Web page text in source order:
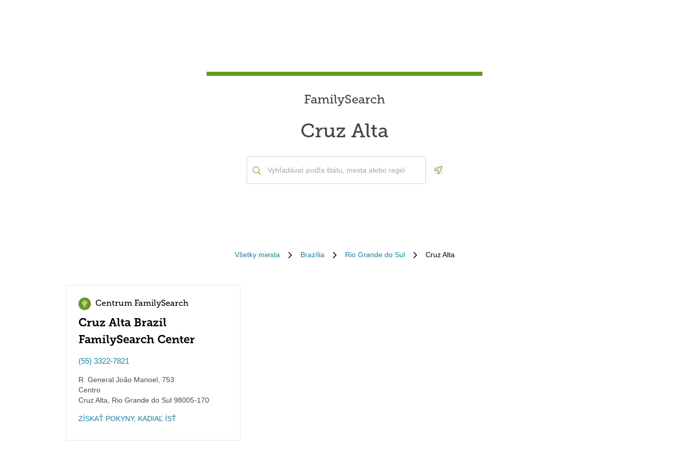
FamilySearch
Cruz Alta
Všetky miesta Brazília Rio Grande do Sul Cruz Alta
Centrum FamilySearch
Cruz Alta Brazil
FamilySearch Center
(55) 3322-7821
R. General João Manoel, 753
Centro
Cruz Alta
Rio Grande do Sul 98005-170
ZÍSKAŤ POKYNY, KADIAĽ ÍSŤ